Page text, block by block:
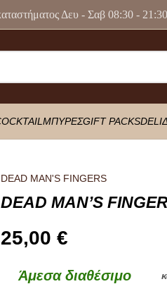
Δευ - Σαβ 08:30 - 21:30
ΜΠΥΡΕΣGIFT PACKSDELI
DEAD MAN'S FINGERS
DEAD MAN’S
25,00 €
Άμεσα διαθέσιμο